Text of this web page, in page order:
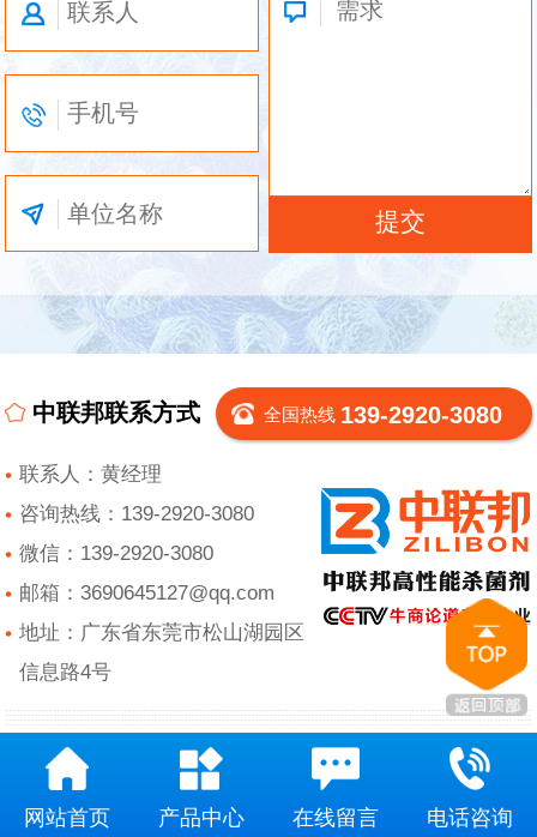
中联邦联系方式 全国热线 139-2920-3080
联系人：黄经理
咨询热线：139-2920-3080
微信：139-2920-3080
邮箱：3690645127@qq.com
地址：广东省东莞市松山湖园区
信息路4号
网站首页 产品中心 在线留言 电话咨询